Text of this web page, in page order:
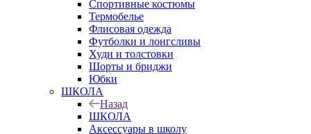
Спортивные костюмы
Термобелье
Флисовая одежда
Футболки и лонгсливы
Худи и толстовки
Шорты и бриджи
Юбки
ШКОЛА
Назад
ШКОЛА
Аксессуары в школу